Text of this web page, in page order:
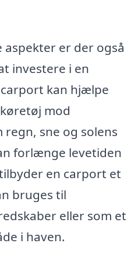
er der også
investere i en
kan hjælpe
mod
sne og solens
forlænge levetiden
en carport et
bruges til
eller som et
i haven.